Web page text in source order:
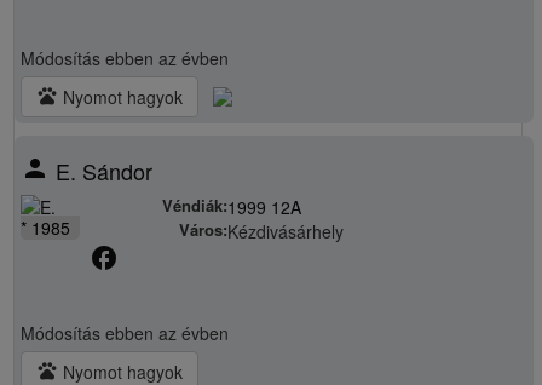
Módosítás ebben az évben
pets Nyomot hagyok
person E. Sándor
* 1985
Véndiák:1999 12A
Város:Kézdivásárhely
facebook
Módosítás ebben az évben
pets Nyomot hagyok